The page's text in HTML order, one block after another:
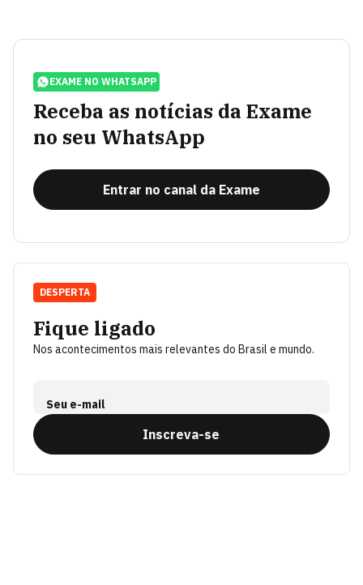
EXAME NO WHATSAPP
Receba as notícias da Exame
no seu WhatsApp
Entrar no canal da Exame
Fique ligado
Nos acontecimentos mais relevantes do Brasil e mundo.
Seu e-mail
Inscreva-se
DESPERTA